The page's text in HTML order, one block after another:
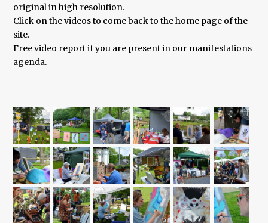
original in high resolution.
Click on the videos to come back to the home page of the
site.
Free video report if you are present in our manifestations
agenda.